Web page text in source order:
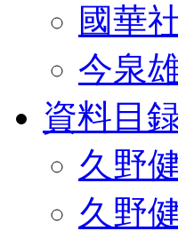
國華
今泉
資料目
久野
久野